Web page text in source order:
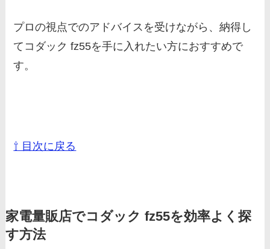
プロの視点でのアドバイスを受けながら、納得し
てコダック fz55を手に入れたい方におすすめで
す。
⇧ 目次に戻る
家電量販店でコダック fz55を効率よく探
す方法